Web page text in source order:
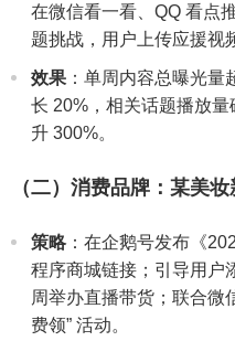
在微信看一看、QQ 看点
题挑战，用户上传应援视
效果 ：单周内容总曝光
长 20%，相关话题播放
升 300%。
（二）消费品牌：某美
策略：在企鹅号发布《
程序商城链接；引导用户
周举办直播带货；联合微
费领” 活动。